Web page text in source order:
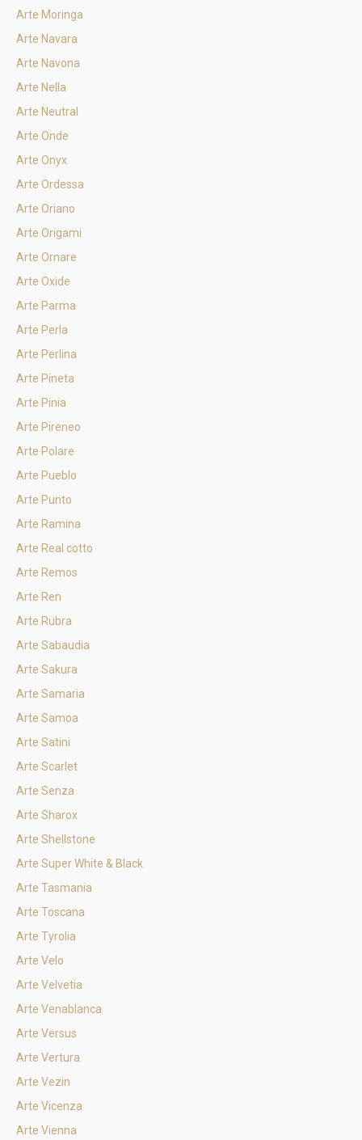
Arte Moringa
Arte Navara
Arte Navona
Arte Nella
Arte Neutral
Arte Onde
Arte Onyx
Arte Ordessa
Arte Oriano
Arte Origami
Arte Ornare
Arte Oxide
Arte Parma
Arte Perla
Arte Perlina
Arte Pineta
Arte Pinia
Arte Pireneo
Arte Polare
Arte Pueblo
Arte Punto
Arte Ramina
Arte Real cotto
Arte Remos
Arte Ren
Arte Rubra
Arte Sabaudia
Arte Sakura
Arte Samaria
Arte Samoa
Arte Satini
Arte Scarlet
Arte Senza
Arte Sharox
Arte Shellstone
Arte Super White & Black
Arte Tasmania
Arte Toscana
Arte Tyrolia
Arte Velo
Arte Velvetia
Arte Venablanca
Arte Versus
Arte Vertura
Arte Vezin
Arte Vicenza
Arte Vienna